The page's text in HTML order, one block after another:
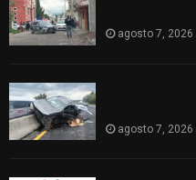
agosto 7, 2026
agosto 7, 2026